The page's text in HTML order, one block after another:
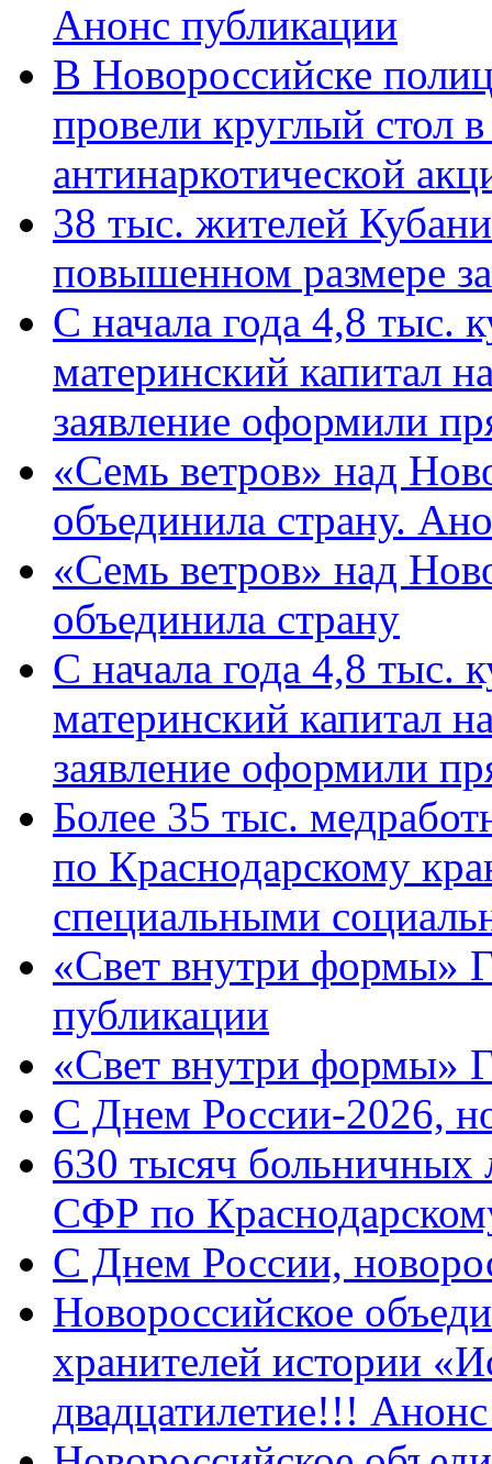
Анонс публикации
В Новороссийске
провели круглый стол
антинаркотической
38 тыс. жителей
повышенном размере
С начала года 4,8 тыс.
материнский капитал
заявление оформили
«Семь ветров» над
объединила страну.
«Семь ветров» над
объединила страну
С начала года 4,8 тыс.
материнский капитал
заявление оформили
Более 35 тыс.
по Краснодарскому
специальными
«Свет внутри формы»
публикации
«Свет внутри формы»
C Днем России-2026,
630 тысяч больничных
СФР по
C Днем России,
Новороссийское
хранителей истории
двадцатилетие!!!